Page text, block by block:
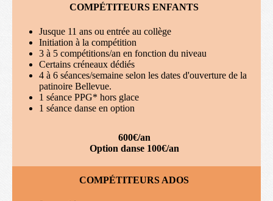
COMPÉTITEURS ENFANTS
Jusque 11 ans ou entrée au collège
Initiation à la compétition
3 à 5 compétitions/an en fonction du niveau
Certains créneaux dédiés
4 à 6 séances/semaine selon les dates d'ouverture de la
patinoire Bellevue.
1 séance PPG* hors glace
1 séance danse en option
600€/an
Option danse 100€/an
COMPÉTITEURS ADOS